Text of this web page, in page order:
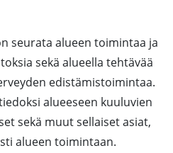
seurata alueen toimintaa ja
sekä alueella tehtävää
edistämistoimintaa.
alueeseen kuuluvien
sekä muut sellaiset asiat,
alueen toimintaan.